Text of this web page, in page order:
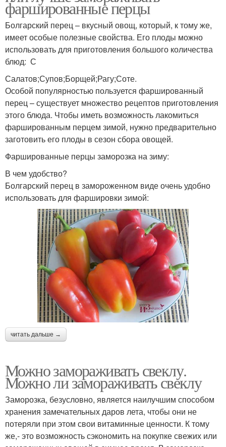
фаршированные перцы
Болгарский перец – вкусный овощ, который, к тому же,
имеет особые полезные свойства. Его плоды можно
использовать для приготовления большого количества
блюд: С
Салатов;Супов;Борщей;Рагу;Соте.
Особой популярностью пользуется фаршированный
перец – существует множество рецептов приготовления
этого блюда. Чтобы иметь возможность лакомиться
фаршированным перцем зимой, нужно предварительно
заготовить его плоды в сезон сбора овощей.
Фаршированные перцы заморозка на зиму:
В чем удобство?
Болгарский перец в замороженном виде очень удобно
использовать для фаршировки зимой:
читать дальше →
Можно замораживать свеклу.
Можно ли замораживать свеклу
Заморозка, безусловно, является наилучшим способом
хранения замечательных даров лета, чтобы они не
потеряли при этом свои витаминные ценности. К тому
же,- это возможность сэкономить на покупке свежих или